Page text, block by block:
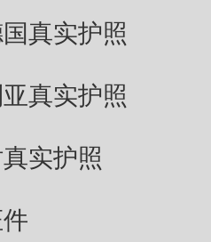
真实护照
真实护照
实护照